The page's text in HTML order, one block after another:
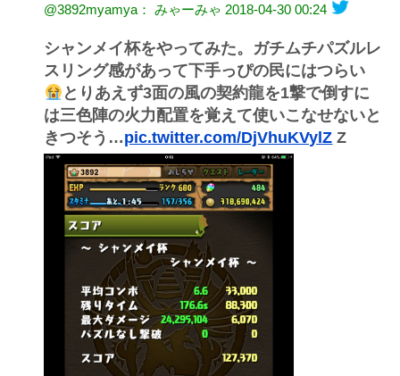
@3892myamya： みゃーみゃ 2018-04-30 00:24
シャンメイ杯をやってみた。ガチムチパズルレ
スリング感があって下手っぴの民にはつらい
とりあえず3面の風の契約龍を1撃で倒すに
は三色陣の火力配置を覚えて使いこなせないと
きつそう…pic.twitter.com/DjVhuKVylZ Z